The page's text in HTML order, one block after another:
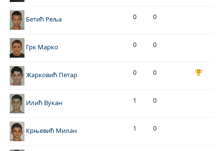
Бетић Реља 0 0
Грк Марко 0 0
Жарковић Петар 0 0
Илић Вукан 1 0
Крњевић Милан 1 0